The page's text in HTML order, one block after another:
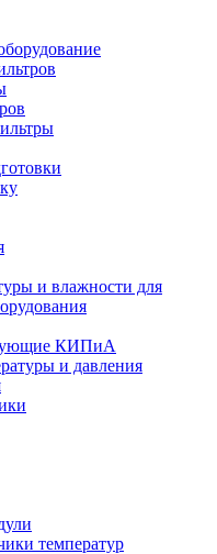
и влажности для
КИПиА
и давления
температур